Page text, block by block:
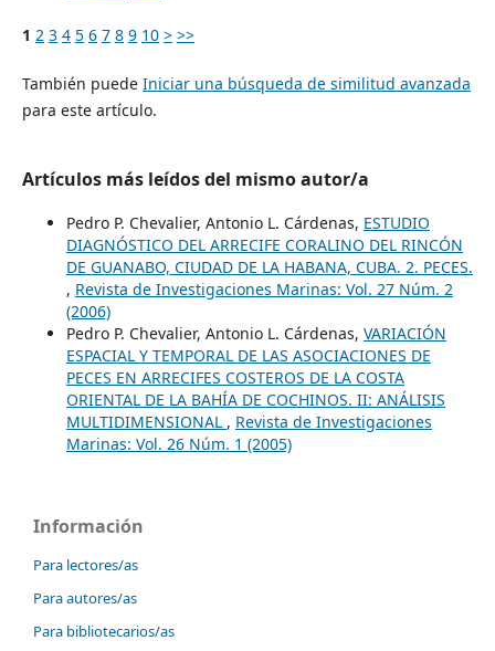
1 2 3 4 5 6 7 8 9 10 > >>
También puede Iniciar una búsqueda de similitud avanzada
para este artículo.
Artículos más leídos del mismo autor/a
Pedro P. Chevalier, Antonio L. Cárdenas, ESTUDIO
DIAGNÓSTICO DEL ARRECIFE CORALINO DEL RINCÓN
DE GUANABO, CIUDAD DE LA HABANA, CUBA. 2. PECES.
, Revista de Investigaciones Marinas: Vol. 27 Núm. 2
(2006)
Pedro P. Chevalier, Antonio L. Cárdenas, VARIACIÓN
ESPACIAL Y TEMPORAL DE LAS ASOCIACIONES DE
PECES EN ARRECIFES COSTEROS DE LA COSTA
ORIENTAL DE LA BAHÍA DE COCHINOS. II: ANÁLISIS
MULTIDIMENSIONAL , Revista de Investigaciones
Marinas: Vol. 26 Núm. 1 (2005)
Información
Para lectores/as
Para autores/as
Para bibliotecarios/as